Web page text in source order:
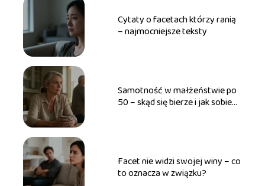
Cytaty o facetach którzy ranią
– najmocniejsze teksty
Samotność w małżeństwie po
50 – skąd się bierze i jak sobie
Facet nie widzi swojej winy – co
to oznacza w związku?